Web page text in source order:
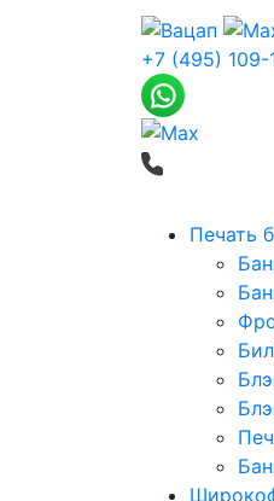
+7 (495) 109-
Печать